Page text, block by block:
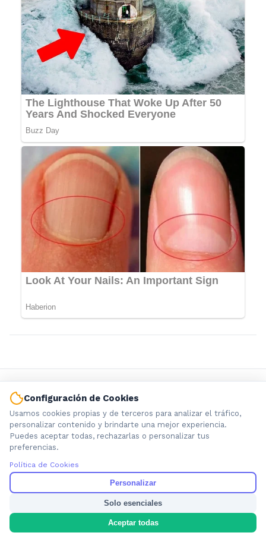
Información local que importa. Noticias de Ensenada, La
Nosotros
Configuración de Cookies
Usamos cookies propias y de terceros para analizar el tráfico,
personalizar contenido y brindarte una mejor experiencia.
Puedes aceptar todas, rechazarlas o personalizar tus
preferencias.
Política de Cookies
Personalizar
Solo esenciales
Aceptar todas